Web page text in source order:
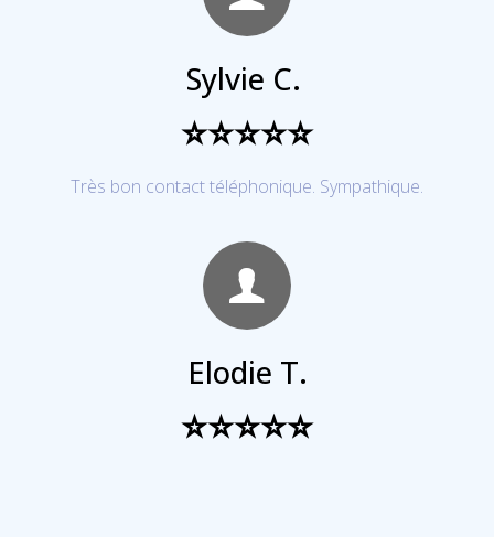
Sylvie C.
⭐⭐⭐⭐⭐
Très bon contact téléphonique. Sympathique.
Elodie T.
⭐⭐⭐⭐⭐